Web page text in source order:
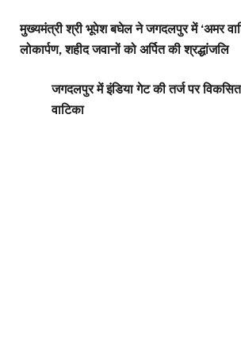
मुख्यमंत्री श्री भूपेश बघेल ने जगदलपुर में ‘अमर
लोकार्पण, शहीद जवानों को अर्पित की श्रद्धांजलि
जगदलपुर में इंडिया गेट की तर्ज पर
वाटिका